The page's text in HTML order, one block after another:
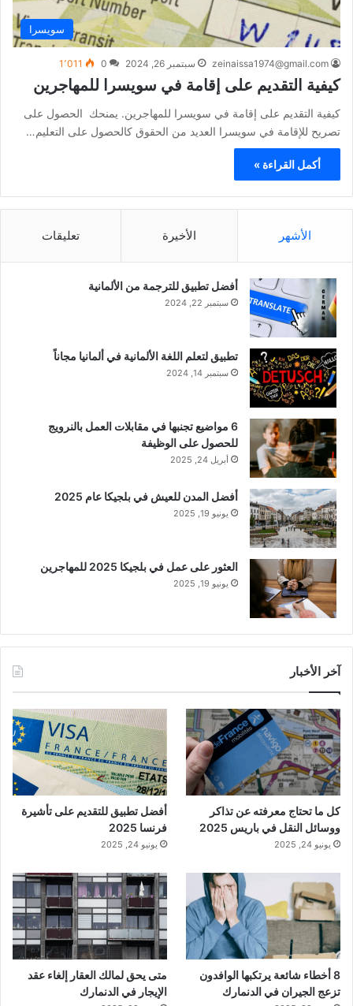
سويسرا
zeinaissa1974@gmail.com سبتمبر 26, 2024 0 1٬011
كيفية التقديم على إقامة في سويسرا للمهاجرين
كيفية التقديم على إقامة في سويسرا للمهاجرين. يمنحك الحصول على
تصريح للإقامة في سويسرا العديد من الحقوق كالحصول على التعليم…
أكمل القراءة »
الأشهر الأخيرة تعليقات
أفضل تطبيق للترجمة من الألمانية
سبتمبر 22, 2024
تطبيق لتعلم اللغة الألمانية في ألمانيا مجاناً
سبتمبر 14, 2024
6 مواضيع تجنبها في مقابلات العمل بالنرويج
للحصول على الوظيفة
أبريل 24, 2025
أفضل المدن للعيش في بلجيكا عام 2025
يونيو 19, 2025
العثور على عمل في بلجيكا 2025 للمهاجرين
يونيو 19, 2025
آخر الأخبار
كل ما تحتاج معرفته عن تذاكر
ووسائل النقل في باريس 2025
يونيو 24, 2025
أفضل تطبيق للتقديم على تأشيرة
فرنسا 2025
يونيو 24, 2025
8 أخطاء شائعة يرتكبها الوافدون
تزعج الجيران في الدنمارك
متى يحق لمالك العقار إلغاء عقد
الإيجار في الدنمارك